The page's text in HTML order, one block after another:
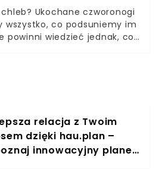
Ukochane czworonogi
wszystko, co podsuniemy im
powinni wiedzieć jednak, co
kawałek chleba, a w
właśnie dla ciebie!
także z naszymi
Są jednak pewne produkty,
się szkodliwe na pierwszy
ich raczej naszemu psu
relacja z Twoim
dzięki hau.plan –
innowacyjny planer